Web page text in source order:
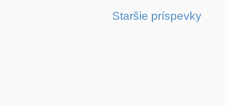
Staršie príspevky